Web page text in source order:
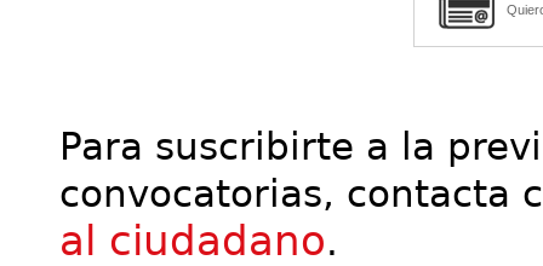
Para suscribirte a la
convocatorias, contacta
al ciudadano.